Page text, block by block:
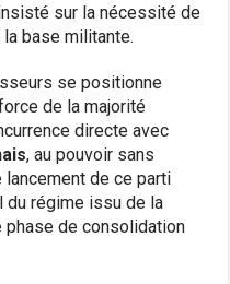
sur la nécessité de
base militante.
se positionne
de la majorité
directe avec
, au pouvoir sans
lancement de ce parti
du régime issu de la
phase de consolidation